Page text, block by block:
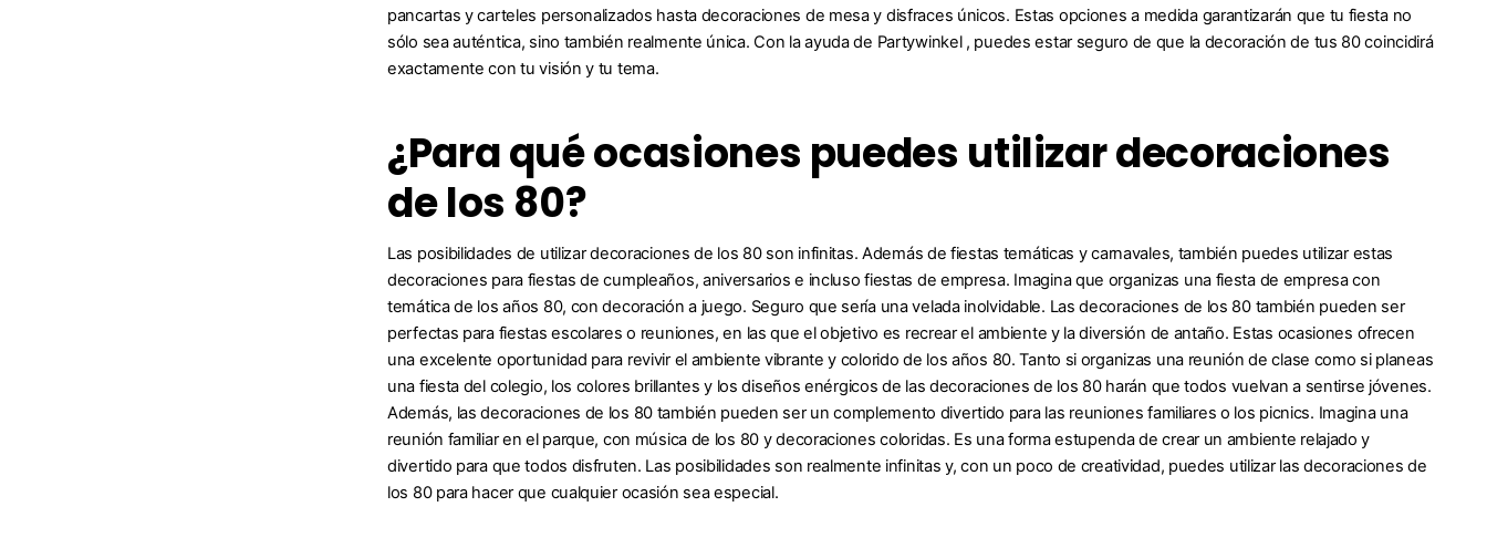
pancartas y carteles personalizados hasta decoraciones de mesa y disfraces únicos. Estas opciones a medida garantizarán que tu fiesta no
sólo sea auténtica, sino también realmente única. Con la ayuda de Partywinkel , puedes estar seguro de que la decoración de tus 80 coincidirá
exactamente con tu visión y tu tema.
¿Para qué ocasiones puedes utilizar decoraciones
de los 80?
Las posibilidades de utilizar decoraciones de los 80 son infinitas. Además de fiestas temáticas y carnavales, también puedes utilizar estas
decoraciones para fiestas de cumpleaños, aniversarios e incluso fiestas de empresa. Imagina que organizas una fiesta de empresa con
temática de los años 80, con decoración a juego. Seguro que sería una velada inolvidable. Las decoraciones de los 80 también pueden ser
perfectas para fiestas escolares o reuniones, en las que el objetivo es recrear el ambiente y la diversión de antaño. Estas ocasiones ofrecen
una excelente oportunidad para revivir el ambiente vibrante y colorido de los años 80. Tanto si organizas una reunión de clase como si planeas
una fiesta del colegio, los colores brillantes y los diseños enérgicos de las decoraciones de los 80 harán que todos vuelvan a sentirse jóvenes.
Además, las decoraciones de los 80 también pueden ser un complemento divertido para las reuniones familiares o los picnics. Imagina una
reunión familiar en el parque, con música de los 80 y decoraciones coloridas. Es una forma estupenda de crear un ambiente relajado y
divertido para que todos disfruten. Las posibilidades son realmente infinitas y, con un poco de creatividad, puedes utilizar las decoraciones de
los 80 para hacer que cualquier ocasión sea especial.